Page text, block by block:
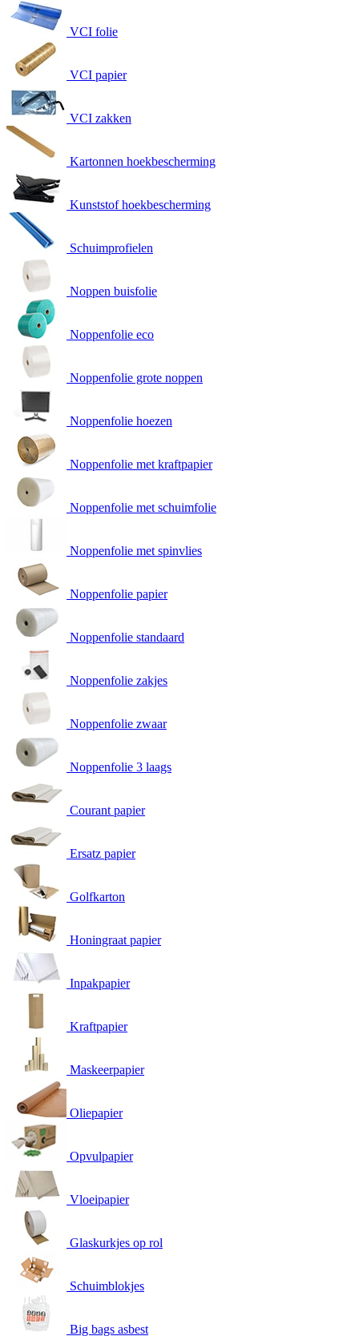
VCI folie
VCI papier
VCI zakken
Kartonnen hoekbescherming
Kunststof hoekbescherming
Schuimprofielen
Noppen buisfolie
Noppenfolie eco
Noppenfolie grote noppen
Noppenfolie hoezen
Noppenfolie met kraftpapier
Noppenfolie met schuimfolie
Noppenfolie met spinvlies
Noppenfolie papier
Noppenfolie standaard
Noppenfolie zakjes
Noppenfolie zwaar
Noppenfolie 3 laags
Courant papier
Ersatz papier
Golfkarton
Honingraat papier
Inpakpapier
Kraftpapier
Maskeerpapier
Oliepapier
Opvulpapier
Vloeipapier
Glaskurkjes op rol
Schuimblokjes
Big bags asbest